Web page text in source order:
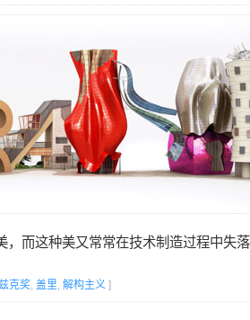
，而这种美又常常在技术制造过程中失
克奖, 盖里, 解构主义 ]